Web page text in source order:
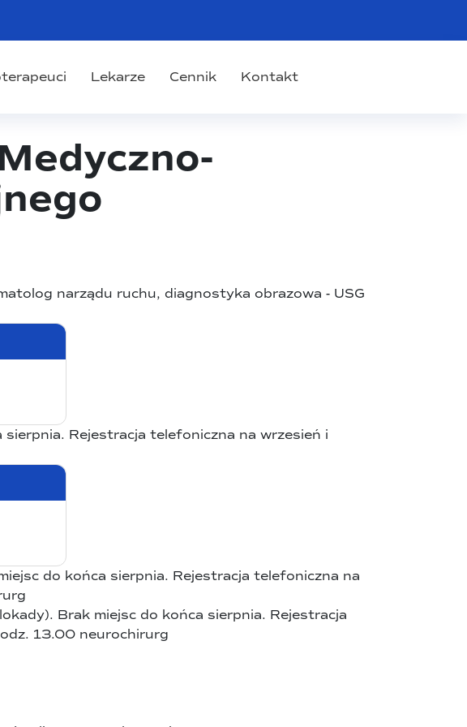
Lekarze Cennik Kontakt
narządu ruchu, diagnostyka obrazowa - USG
Rejestracja telefoniczna na wrzesień i
do końca sierpnia. Rejestracja telefoniczna na
Brak miejsc do końca sierpnia. Rejestracja
13.00 neurochirurg